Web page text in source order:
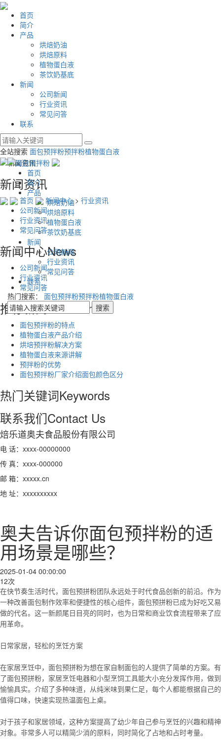
首页
简介
产品
烘焙奶油
烘焙原料
植物蛋白液
茶饮奶基底
新闻
公司新闻
行业资讯
常见问答
联系
全站搜索 面包预拌粉预拌粉植物蛋白液
首页
简介
产品
烘焙奶油
烘焙原料
植物蛋白液
茶饮奶基底
新闻
公司新闻
行业资讯
常见问答
联系
热门搜索： 面包预拌粉预拌粉植物蛋白液
新闻资讯
首页 新闻中心> 行业资讯
公司新闻
行业资讯
常见问答
新闻中心News
公司新闻
行业资讯
常见问答
推荐新闻Recommend
面包预拌粉的特点
植物蛋白液产品介绍
烘培预拌粉解决方案
植物蛋白液来源讲解
预拌粉的优势
面包预拌粉厂家介绍面包颜色区分
热门关键词Keywords
联系我们Contact Us
焙乐道奥夫食品股份有限公司
电 话：xxxx-00000000
传 真：xxxx-000000
邮 箱：xxxxx.cn
地 址：xxxxxxxxxx
奥夫告诉你面包预拌粉的适
用场景是哪些？
2025-01-04 00:00:00
12次
在快节奏生活时代，面包预拼粉团队永远处于时代食品创新的前沿。作为
一种改善面包制作效率和便捷性的核心组件，面包预拼粉已成为好吃又易
做的代名。这一新颜尾日目亮的同时，也为日常和商业饮食流程带来了应
用 革命。
日常家居，轻松的烹饪方案
在家居烹饪中，面包预拼粉为想在家 自制 面包的人提供了简单的方案。有
了面包预拼粉，家居烹饪电器和小型烹饲工具能大小充分发挥作用，做到
愉愉具实。介绍了多种味道，从纯米味到果仁足，每个人都能根据自己的
值得口味，快速实现热温面包上桌。
对于孩子和家居领域，这种方案提高了幼少年自己参与烹饪的兴趣和精神
对象。非常多人可以精简少消的原料，同时简化了占地和占时考量。